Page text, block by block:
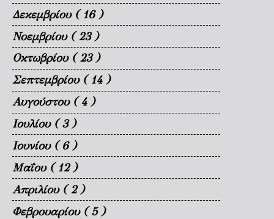
Δεκεμβρίου ( 16 )
Νοεμβρίου ( 23 )
Οκτωβρίου ( 23 )
Σεπτεμβρίου ( 14 )
Αυγούστου ( 4 )
Ιουλίου ( 3 )
Ιουνίου ( 6 )
Μαΐου ( 12 )
Απριλίου ( 2 )
Φεβρουαρίου ( 5 )